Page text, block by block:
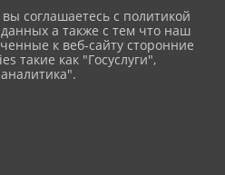
Новости Урок ПДД
ПДД
соглашаетесь с политикой
а также с тем что наш
к веб-сайту сторонние
такие как "Госуслуги",